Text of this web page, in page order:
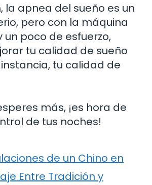
la apnea del sueño es un
pero con la máquina
poco de esfuerzo,
tu calidad de sueño
tu calidad de
más, ¡es hora de
de tus noches!
de un Chino en
Entre Tradición y